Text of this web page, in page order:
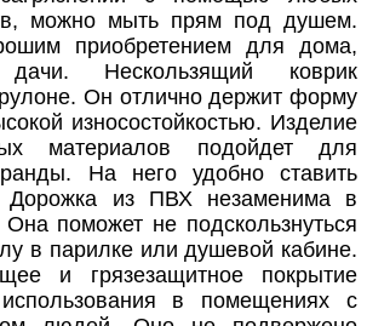
можно мыть прям под душем.
приобретением для дома,
Нескользящий коврик
Он отлично держит форму
износостойкостью. Изделие
материалов подойдет для
На него удобно ставить
Дорожка из ПВХ незаменима в
поможет не подскользнуться
в парилке или душевой кабине.
и грязезащитное покрытие
в помещениях с